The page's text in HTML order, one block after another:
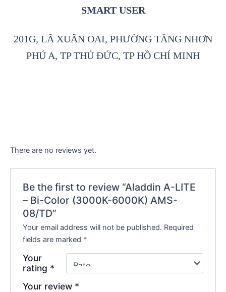
SMART USER
201G, LÃ XUÂN OAI, PHƯỜNG TĂNG NHƠN
PHÚ A, TP THỦ ĐỨC, TP HỒ CHÍ MINH
There are no reviews yet.
Be the first to review “Aladdin A-LITE
– Bi-Color (3000K-6000K) AMS-
08/TD”
Your email address will not be published. Required
fields are marked *
Your
rating *
Your review *